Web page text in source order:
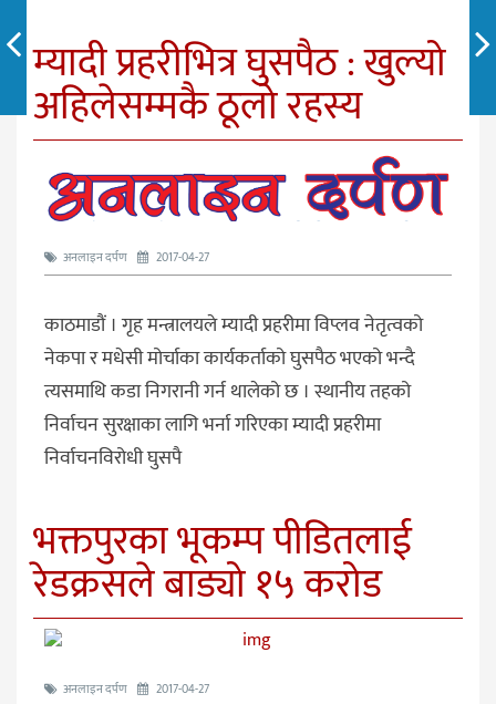
म्यादी प्रहरीभित्र घुसपैठ : खुल्यो
अहिलेसम्मकै ठूलो रहस्य
अनलाइन दर्पण 2017-04-27
काठमाडौं । गृह मन्त्रालयले म्यादी प्रहरीमा विप्लव नेतृत्वको
नेकपा र मधेसी मोर्चाका कार्यकर्ताको घुसपैठ भएको भन्दै
त्यसमाथि कडा निगरानी गर्न थालेको छ । स्थानीय तहको
निर्वाचन सुरक्षाका लागि भर्ना गरिएका म्यादी प्रहरीमा
निर्वाचनविरोधी घुसपै
भक्तपुरका भूकम्प पीडितलाई
रेडक्रसले बाड्यो १५ करोड
अनलाइन दर्पण 2017-04-27